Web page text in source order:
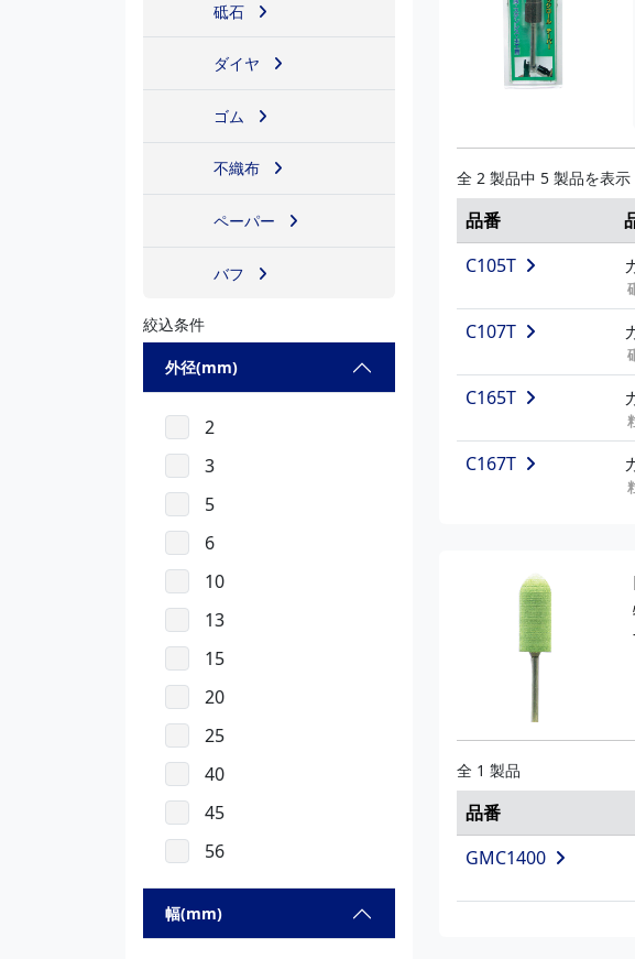
砥石
ダイヤ
ゴム
不織布
ペーパー
バフ
絞込条件
外径(mm)
2
3
5
6
10
13
15
20
25
40
45
56
幅(mm)
全 2 製品中 5 製品を表示
品番
C105T
C107T
C165T
C167T
全 1 製品
品番
GMC1400